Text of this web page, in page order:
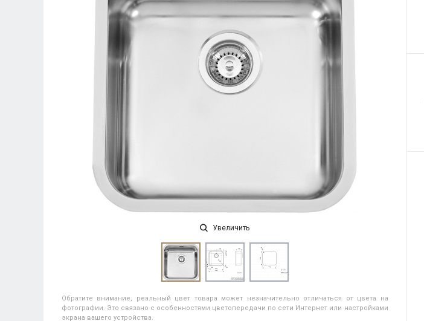
Увеличить
Обратите внимание, реальный цвет товара может незначительно отличаться от цвета на
фотографии. Это связано с особенностями цветопередачи по сети Интернет или настройками
экрана вашего устройства.